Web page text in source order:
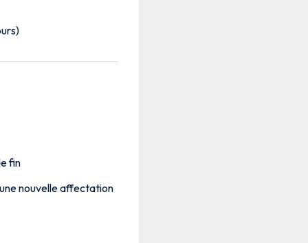
fin
nouvelle affectation